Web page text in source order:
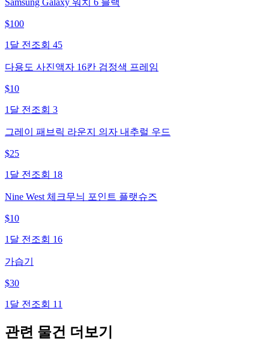
$100
1달 전 조회 45
다용도 사진액자 16칸 검정색 프레임
$10
1달 전 조회 3
그레이 패브릭 라운지 의자 내추럴 우드
$25
1달 전 조회 18
Nine West 체크무늬 포인트 플랫슈즈
$10
1달 전 조회 16
가습기
$30
1달 전 조회 11
관련 물건 더보기